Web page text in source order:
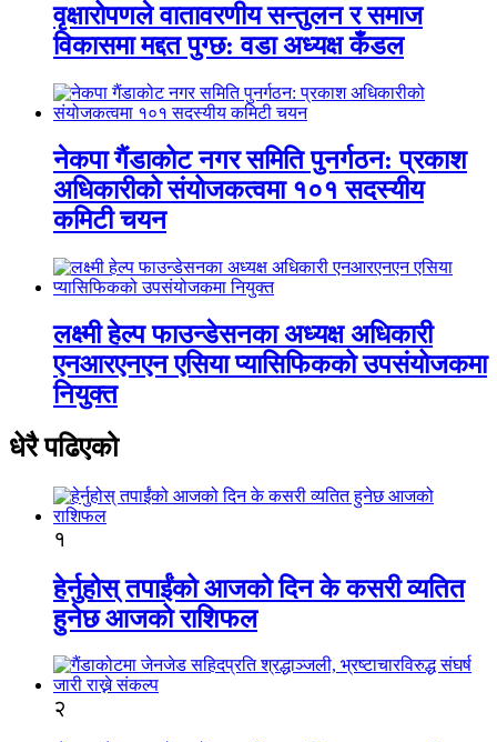
वृक्षारोपणले वातावरणीय सन्तुलन र समाज
विकासमा मद्दत पुग्छ: वडा अध्यक्ष कँडल
नेकपा गैंडाकोट नगर समिति पुनर्गठन: प्रकाश
अधिकारीको संयोजकत्वमा १०१ सदस्यीय
कमिटी चयन
लक्ष्मी हेल्प फाउन्डेसनका अध्यक्ष अधिकारी
एनआरएनएन एसिया प्यासिफिकको उपसंयोजकमा
नियुक्त
धेरै पढिएको
१
हेर्नुहोस् तपाईंको आजको दिन के कसरी व्यतित
हुनेछ आजको राशिफल
२